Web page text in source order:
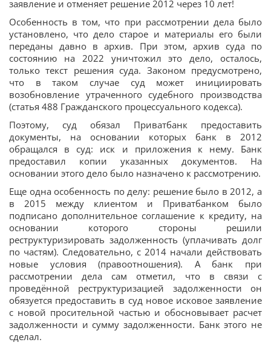
заявление и отменяет решение 2012 через 10 лет!
Особенность в том, что при рассмотрении дела было
установлено, что дело старое и материалы его были
переданы давно в архив. При этом, архив суда по
состоянию на 2022 уничтожил это дело, осталось,
только текст решения суда. Законом предусмотрено,
что в таком случае суд может инициировать
возобновление утраченного судебного производства
(статья 488 Гражданского процессуального кодекса).
Поэтому, суд обязал Приватбанк предоставить
документы, на основании которых банк в 2012
обращался в суд: иск и приложения к нему. Банк
предоставил копии указанных документов. На
основании этого дело было назначено к рассмотрению.
Еще одна особенность по делу: решение было в 2012, а
в 2015 между клиентом и Приватбанком было
подписано дополнительное соглашение к кредиту, на
основании которого стороны решили
реструктуризировать задолженность (уплачивать долг
по частям). Следовательно, с 2014 начали действовать
новые условия (правоотношения). А банк при
рассмотрении дела сам отметил, что в связи с
проведённой реструктуризацией задолженности он
обязуется предоставить в суд новое исковое заявление
с новой просительной частью и обосновывает расчет
задолженности и сумму задолженности. Банк этого не
сделал.